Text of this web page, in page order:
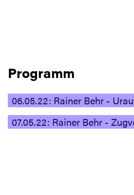
Programm
06.05.22: Rainer Behr -
07.05.22: Rainer Behr -